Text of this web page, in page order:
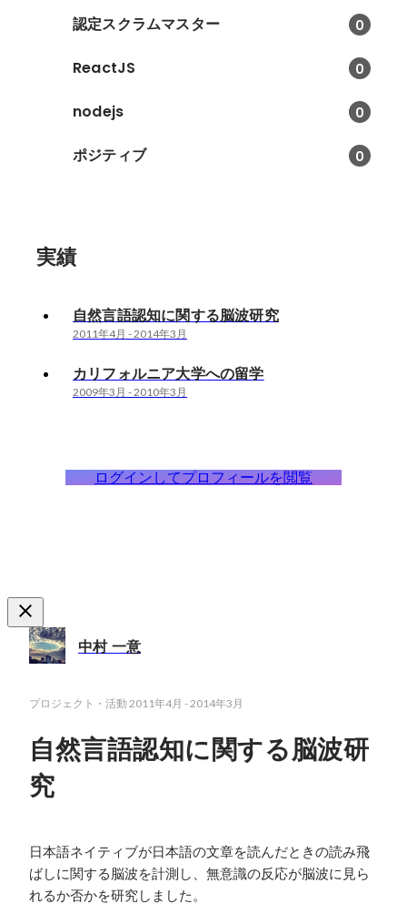
認定スクラムマスター 0
ReactJS 0
nodejs 0
ポジティブ 0
実績
自然言語認知に関する脳波研究
2011年4月 -2014年3月
カリフォルニア大学への留学
2009年3月 -2010年3月
ログインしてプロフィールを閲覧
中村 一意
プロジェクト・活動 2011年4月 -2014年3月
自然言語認知に関する脳波研
究
日本語ネイティブが日本語の文章を読んだときの読み飛
ばしに関する脳波を計測し、無意識の反応が脳波に見ら
れるか否かを研究しました。